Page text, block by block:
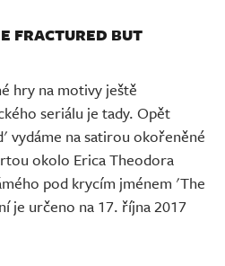
FRACTURED BUT
hry na motivy ještě
seriálu je tady. Opět
vydáme na satirou okořeněné
okolo Erica Theodora
pod krycím jménem 'The
je určeno na 17. října 2017